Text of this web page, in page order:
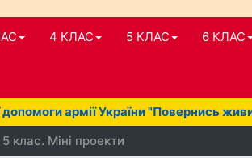
4 КЛАС 5 КЛАС 6 КЛАС
армії України "Повернись
клас. Міні проекти